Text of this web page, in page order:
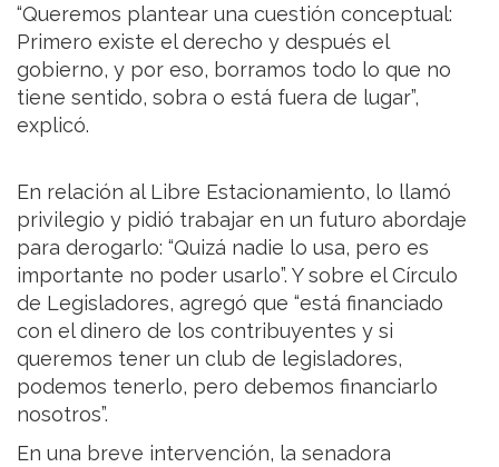
“Queremos plantear una cuestión conceptual:
Primero existe el derecho y después el
gobierno, y por eso, borramos todo lo que no
tiene sentido, sobra o está fuera de lugar”,
explicó.
En relación al Libre Estacionamiento, lo llamó
privilegio y pidió trabajar en un futuro abordaje
para derogarlo: “Quizá nadie lo usa, pero es
importante no poder usarlo”. Y sobre el Círculo
de Legisladores, agregó que “está financiado
con el dinero de los contribuyentes y si
queremos tener un club de legisladores,
podemos tenerlo, pero debemos financiarlo
nosotros”.
En una breve intervención, la senadora